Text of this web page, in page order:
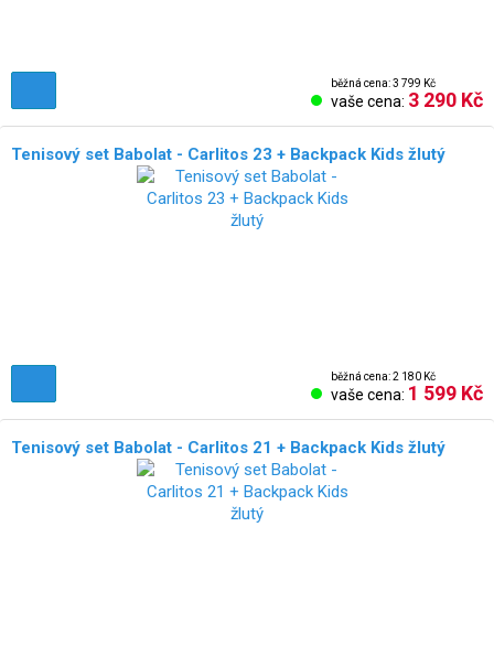
běžná cena: 3 799 Kč
vaše cena: 3 290 Kč
Tenisový set Babolat - Carlitos 23 + Backpack Kids žlutý
běžná cena: 2 180 Kč
vaše cena: 1 599 Kč
Tenisový set Babolat - Carlitos 21 + Backpack Kids žlutý